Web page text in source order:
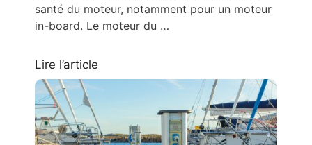
santé du moteur, notamment pour un moteur
in-board. Le moteur du …
Lire l’article